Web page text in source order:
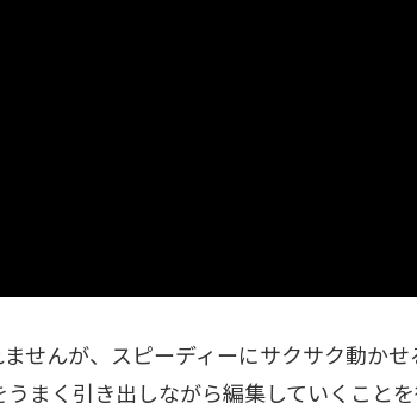
せんが、スピーディーにサクサク動かせ
まく引き出しながら編集していくこと